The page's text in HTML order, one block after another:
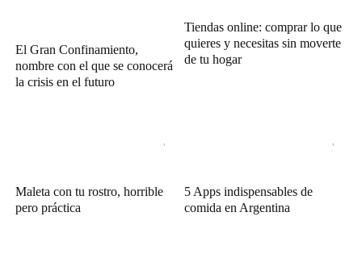
El Gran Confinamiento,
nombre con el que se conocerá
la crisis en el futuro
Tiendas online: comprar lo que
quieres y necesitas sin moverte
de tu hogar
Maleta con tu rostro, horrible
pero práctica
5 Apps indispensables de
comida en Argentina